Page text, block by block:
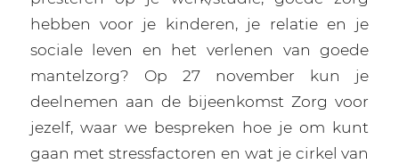
hebben voor je kinderen, je relatie en je
sociale leven en het verlenen van goede
mantelzorg? Op 27 november kun je
deelnemen aan de bijeenkomst Zorg voor
jezelf, waar we bespreken hoe je om kunt
gaan met stressfactoren en wat je cirkel van